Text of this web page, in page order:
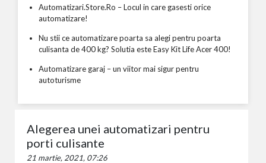
Automatizari.Store.Ro – Locul in care gasesti orice
automatizare!
Nu stii ce automatizare poarta sa alegi pentru poarta
culisanta de 400 kg? Solutia este Easy Kit Life Acer 400!
Automatizare garaj – un viitor mai sigur pentru
autoturisme
Alegerea unei automatizari pentru
porti culisante
21 martie, 2021, 07:26